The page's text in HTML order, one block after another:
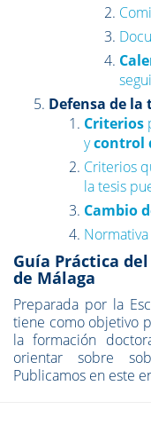
Defensa de la
Criterios
ycontrol
Criterios
la tesis
Cambio
Guía Práctica
de Málaga
Preparada por la
tiene como objetivo
la formación
orientar sobre
Publicamos en este